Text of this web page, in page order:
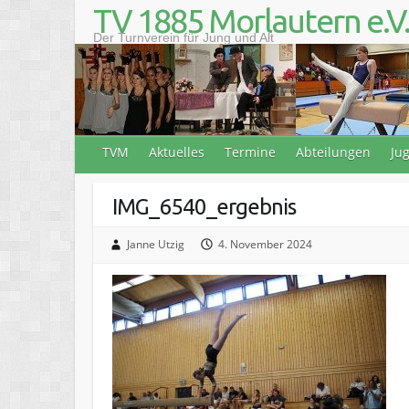
TV 1885 Morlautern e.V.
Der Turnverein für Jung und Alt
TVM Aktuelles Termine Abteilungen
IMG_6540_ergebnis
Janne Utzig 4. November 2024